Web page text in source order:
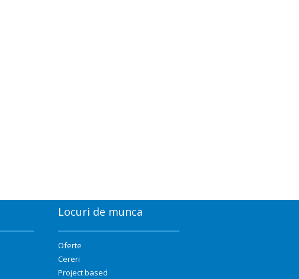
Locuri de munca
Oferte
Cereri
Project based